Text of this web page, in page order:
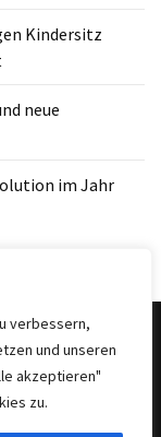
verbessern,
und unseren
akzeptieren"
zu.
Kindersitz
neue
im Jahr
Candid Themes